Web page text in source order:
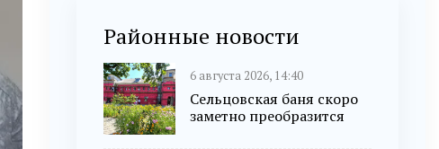
Районные новости
6 августа 2026, 14:40
Сельцовская баня скоро
заметно преобразится